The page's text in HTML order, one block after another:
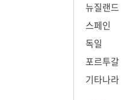
뉴질랜드
스페인
독일
포르투갈
기타나라